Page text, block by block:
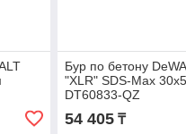
Бур по бетону
"XLR" SDS-Max
DT60833-QZ
54 405₸